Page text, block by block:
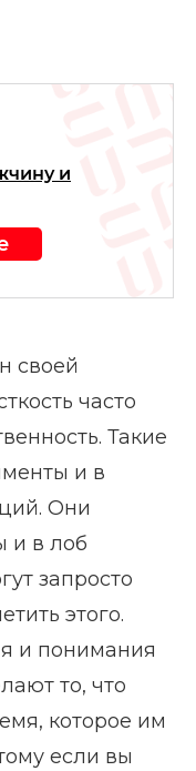
и
своей
часто
Такие
и в
Они
и в лоб
запросто
этого.
и понимания
то, что
которое им
если вы